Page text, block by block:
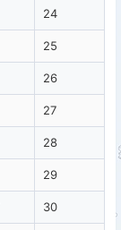
24
25
26
27
28
29
30